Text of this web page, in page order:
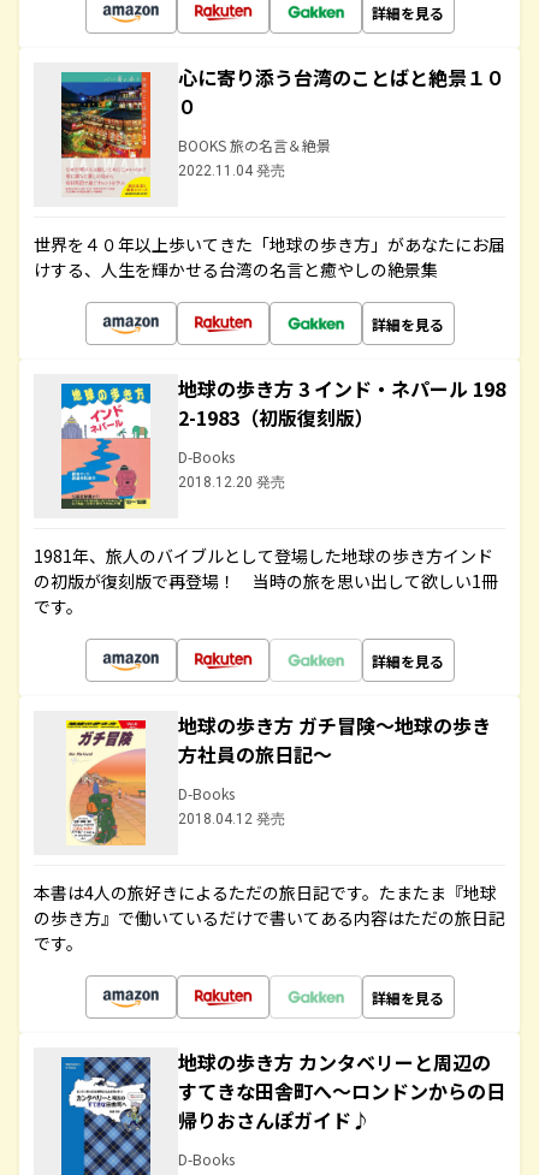
詳細を見る
心に寄り添う台湾のことばと絶景１０
０
BOOKS 旅の名言＆絶景
2022.11.04 発売
世界を４０年以上歩いてきた「地球の歩き方」があなたにお届
けする、人生を輝かせる台湾の名言と癒やしの絶景集
詳細を見る
地球の歩き方 3 インド・ネパール 198
2-1983（初版復刻版）
D-Books
2018.12.20 発売
1981年、旅人のバイブルとして登場した地球の歩き方インド
の初版が復刻版で再登場！ 当時の旅を思い出して欲しい1冊
です。
詳細を見る
地球の歩き方 ガチ冒険～地球の歩き
方社員の旅日記～
D-Books
2018.04.12 発売
本書は4人の旅好きによるただの旅日記です。たまたま『地球
の歩き方』で働いているだけで書いてある内容はただの旅日記
です。
詳細を見る
地球の歩き方 カンタベリーと周辺の
すてきな田舎町へ～ロンドンからの日
帰りおさんぽガイド♪
D-Books